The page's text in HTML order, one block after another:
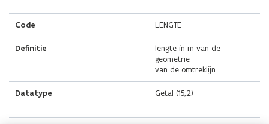
Code LENGTE
Definitie
lengte in m van de
geometrie
van de omtreklijn
Datatype Getal (15,2)